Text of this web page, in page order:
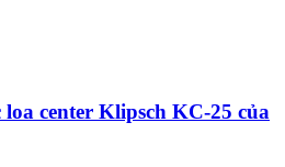
center Klipsch KC-25 của